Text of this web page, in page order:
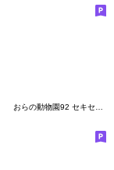
おらの動物園92 セキセイインコ絵文字